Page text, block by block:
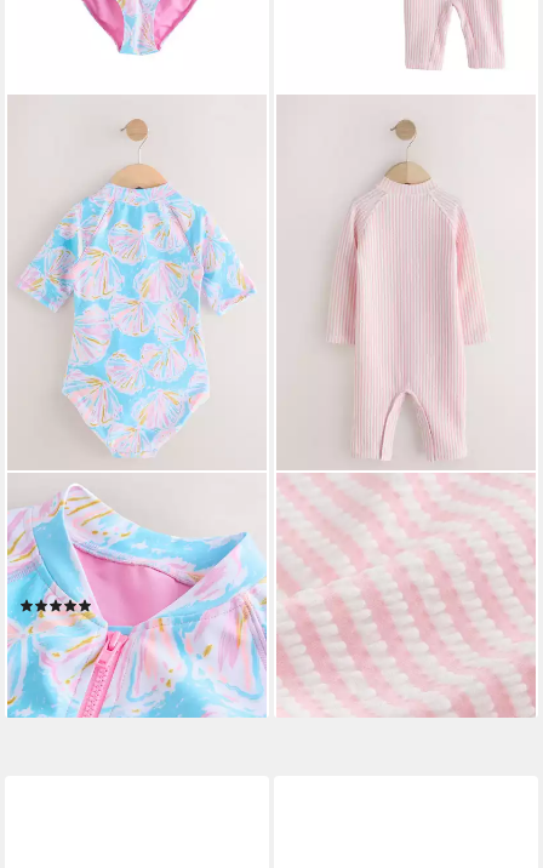
NEXT
Badeanzug Kurzärmeliger
Sonnenschutz-Badeanzug (1-
St)
(1)
ab 27,00 €
lieferbar - in 2-3 Werktagen bei dir
NEXT
Badeanzug Gestreifter
Sonnenschutz-Badeanzug und
Mütze, Set (2-St)
ab 31,00 €
lieferbar - in 2-3 Werktagen bei dir